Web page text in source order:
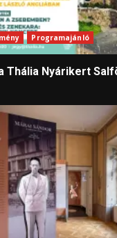
Programajánló
Thália Nyárikert